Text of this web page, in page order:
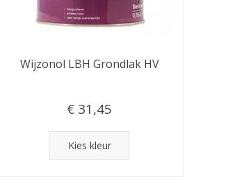
Wijzonol LBH Grondlak HV
€ 31,45
Kies kleur